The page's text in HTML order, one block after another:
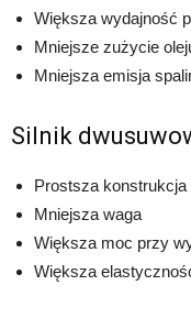
Większa wydajność
Mniejsze zużycie
Mniejsza emisja
Silnik
Prostsza konstrukcja
Mniejsza waga
Większa moc przy
Większa